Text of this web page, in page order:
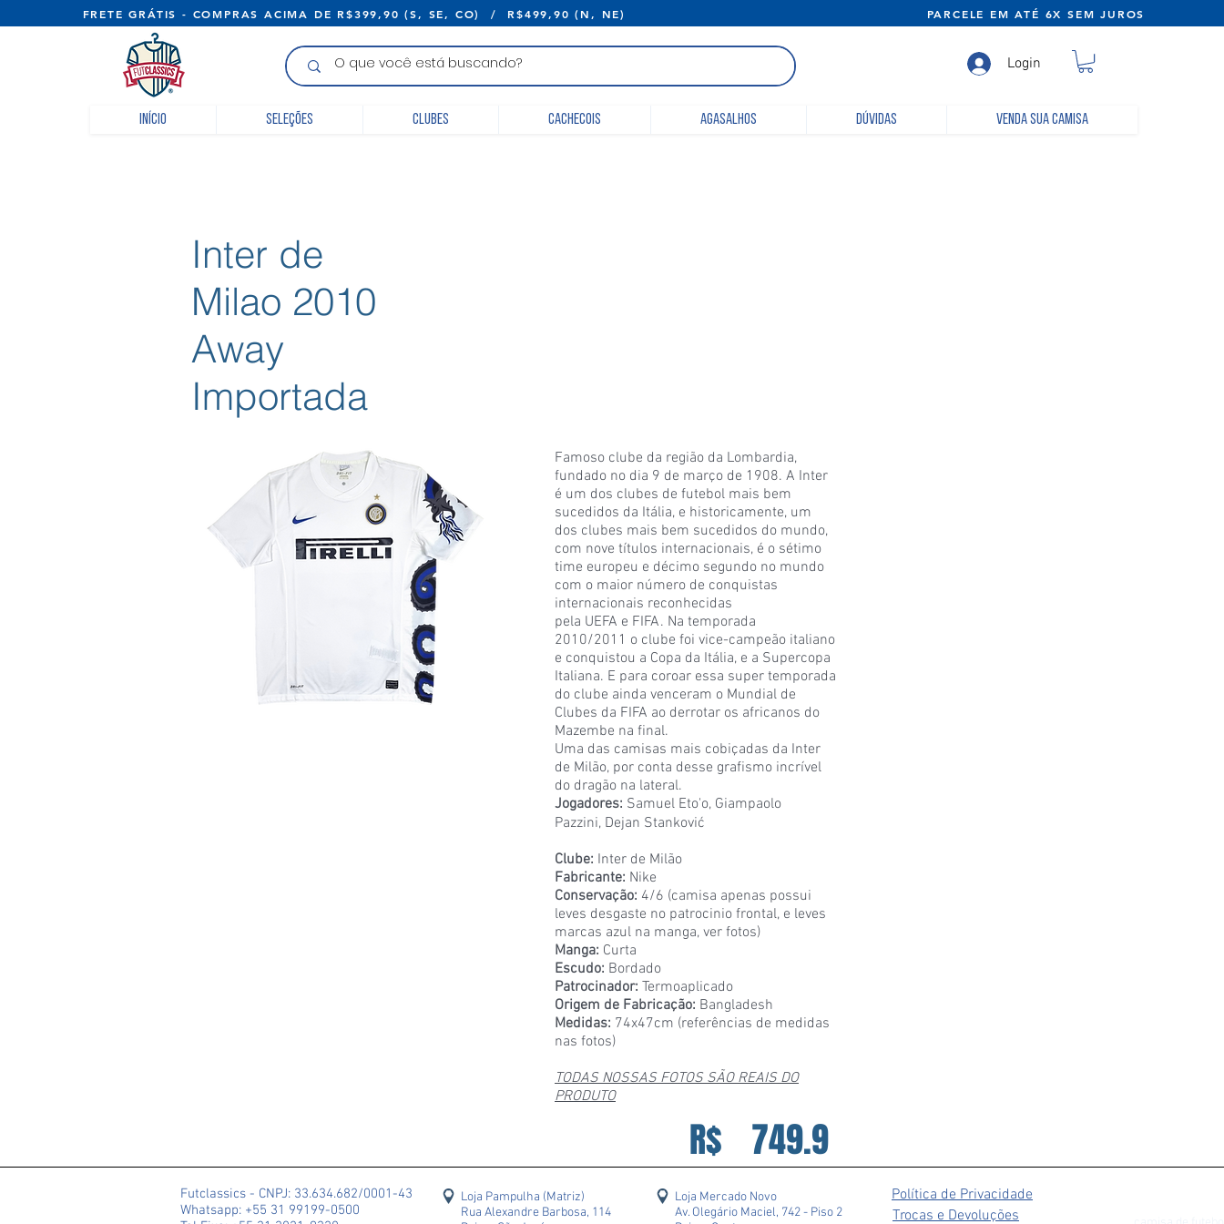
FRETE GRÁTIS - COMPRAS ACIMA DE R$399,90 (S, SE, CO) / R$499,90 (N, NE) PARCELE EM ATÉ 6X SEM JUROS
Login
Início Seleções Clubes Cachecois Agasalhos Dúvidas Venda sua camisa
Inter de
Milao 2010
Away
Importada
Famoso clube da região da Lombardia,
fundado no dia 9 de março de 1908. A Inter
é um dos clubes de futebol mais bem
sucedidos da Itália, e historicamente, um
dos clubes mais bem sucedidos do mundo,
com nove títulos internacionais, é o sétimo
time europeu e décimo segundo no mundo
com o maior número de conquistas
internacionais reconhecidas
pela UEFA e FIFA. Na temporada
2010/2011 o clube foi vice-campeão italiano
e conquistou a Copa da Itália, e a Supercopa
Italiana. E para coroar essa super temporada
do clube ainda venceram o Mundial de
Clubes da FIFA ao derrotar os africanos do
Mazembe na final.
Uma das camisas mais cobiçadas da Inter
de Milão, por conta desse grafismo incrível
do dragão na lateral.
Jogadores: Samuel Eto'o, Giampaolo
Pazzini, Dejan Stanković
Clube: Inter de Milão
Fabricante: Nike
Conservação: 4/6 (camisa apenas possui
leves desgaste no patrocinio frontal, e leves
marcas azul na manga, ver fotos)
Manga: Curta
Escudo: Bordado
Patrocinador: Termoaplicado
Origem de Fabricação: Bangladesh
Medidas: 74x47cm (referências de medidas
nas fotos)
TODAS NOSSAS FOTOS SÃO REAIS DO
PRODUTO
R$ 749.9
Futclassics - CNPJ: 33.634.682/0001-43
Whatsapp: +55 31 99199-0500
Loja Pampulha (Matriz)
Rua Alexandre Barbosa, 114
Política de Privacidade
Trocas e Devoluções
Loja Mercado Novo
Av. Olegário Maciel, 742 - Piso 2